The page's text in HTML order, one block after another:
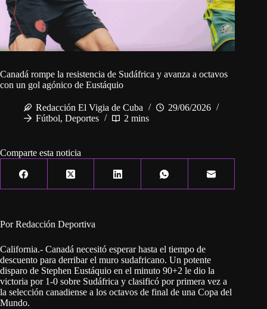
Canadá rompe la resistencia de Sudáfrica y avanza a octavos
con un gol agónico de Eustáquio
Redacción El Vigia de Cuba
29/06/2026
Fútbol, Deportes 2 mins
Comparte esta noticia
Por Redacción Deportiva
California.- Canadá necesitó esperar hasta el tiempo de
descuento para derribar el muro sudafricano. Un potente
disparo de Stephen Eustáquio en el minuto 90+2 le dio la
victoria por 1-0 sobre Sudáfrica y clasificó por primera vez a
la selección canadiense a los octavos de final de una Copa del
Mundo.